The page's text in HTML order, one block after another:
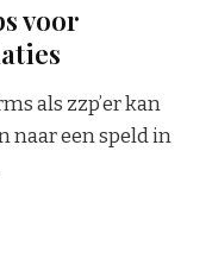
voor
als zzp’er kan
naar een speld in